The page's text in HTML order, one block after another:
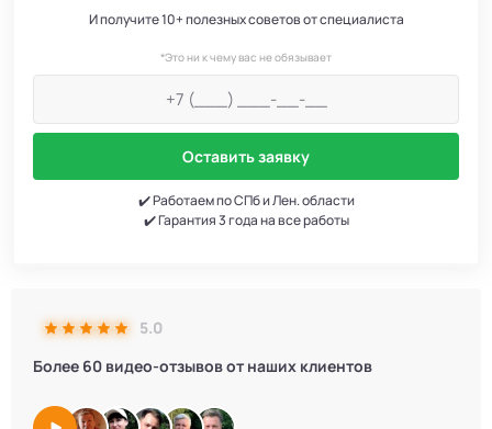
И получите 10+ полезных советов от специалиста
*Это ни к чему вас не обязывает
Оставить заявку
✔️ Работаем по СПб и Лен. области
✔️ Гарантия 3 года на все работы
5.0
Более 60 видео-отзывов от наших клиентов